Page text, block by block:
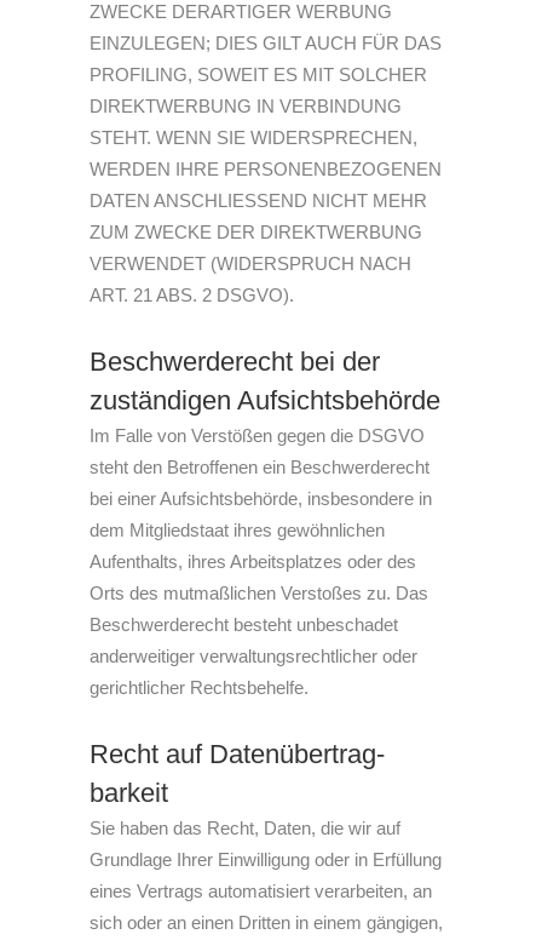
ZWECKE DERARTIGER WERBUNG
EINZULEGEN; DIES GILT AUCH FÜR DAS
PROFILING, SOWEIT ES MIT SOLCHER
DIREKTWERBUNG IN VERBINDUNG
STEHT. WENN SIE WIDERSPRECHEN,
WERDEN IHRE PERSONENBEZOGENEN
DATEN ANSCHLIESSEND NICHT MEHR
ZUM ZWECKE DER DIREKTWERBUNG
VERWENDET (WIDERSPRUCH NACH
ART. 21 ABS. 2 DSGVO).
Beschwerde­recht bei der
zuständigen Aufsichts­behörde
Im Falle von Verstößen gegen die DSGVO
steht den Betroffenen ein Beschwerderecht
bei einer Aufsichtsbehörde, insbesondere in
dem Mitgliedstaat ihres gewöhnlichen
Aufenthalts, ihres Arbeitsplatzes oder des
Orts des mutmaßlichen Verstoßes zu. Das
Beschwerderecht besteht unbeschadet
anderweitiger verwaltungsrechtlicher oder
gerichtlicher Rechtsbehelfe.
Recht auf Daten­übertrag­
barkeit
Sie haben das Recht, Daten, die wir auf
Grundlage Ihrer Einwilligung oder in Erfüllung
eines Vertrags automatisiert verarbeiten, an
sich oder an einen Dritten in einem gängigen,